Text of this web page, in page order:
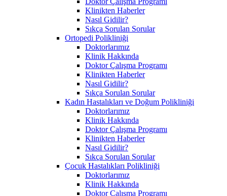
Klinikten Haberler
Nasıl Gidilir?
Sıkça Sorulan Sorular
Ortopedi Polikliniği
Doktorlarımız
Klinik Hakkında
Doktor Çalışma Programı
Klinikten Haberler
Nasıl Gidilir?
Sıkça Sorulan Sorular
Kadın Hastalıkları ve Doğum Polikliniği
Doktorlarımız
Klinik Hakkında
Doktor Çalışma Programı
Klinikten Haberler
Nasıl Gidilir?
Sıkça Sorulan Sorular
Çocuk Hastalıkları Polikliniği
Doktorlarımız
Klinik Hakkında
Doktor Çalışma Programı